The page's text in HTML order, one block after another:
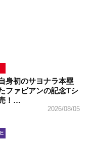
身初のサヨナラ本塁
ファビアンの記念Tシ
！…
2026/08/05